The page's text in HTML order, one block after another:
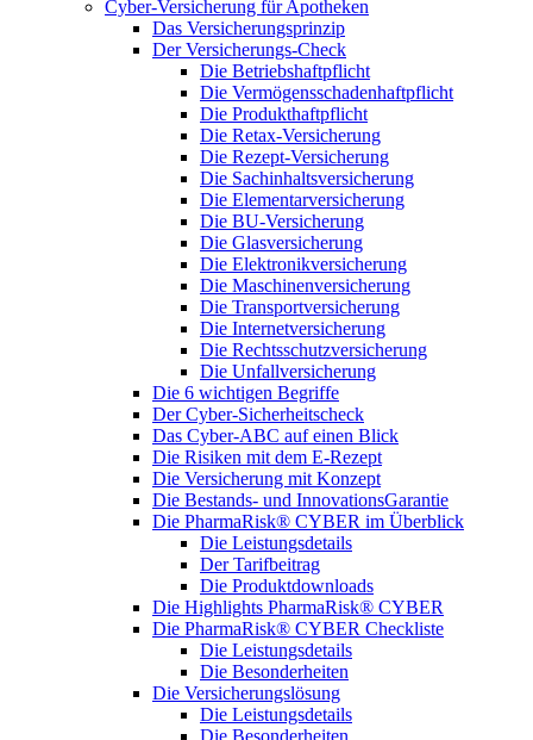
Cyber-Versicherung für Apotheken
Das Versicherungsprinzip
Der Versicherungs-Check
Die Betriebshaftpflicht
Die Vermögensschadenhaftpflicht
Die Produkthaftpflicht
Die Retax-Versicherung
Die Rezept-Versicherung
Die Sachinhaltsversicherung
Die Elementarversicherung
Die BU-Versicherung
Die Glasversicherung
Die Elektronikversicherung
Die Maschinenversicherung
Die Transportversicherung
Die Internetversicherung
Die Rechtsschutzversicherung
Die Unfallversicherung
Die 6 wichtigen Begriffe
Der Cyber-Sicher­heits­check
Das Cyber-ABC auf einen Blick
Die Risiken mit dem E-Rezept
Die Versicherung mit Konzept
Die Bestands- und InnovationsGarantie
Die PharmaRisk® CYBER im Überblick
Die Leistungsdetails
Der Tarifbeitrag
Die Produktdownloads
Die Highlights PharmaRisk® CYBER
Die PharmaRisk® CYBER Checkliste
Die Leistungsdetails
Die Besonderheiten
Die Versicherungslösung
Die Leistungsdetails
Die Besonderheiten